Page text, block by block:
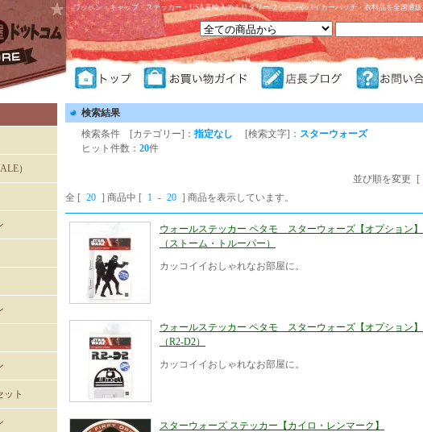
ワッペン・キャップ・ステッカー・USA直輸入のミリタリーワッペンやバイカーパッチ・衣料品を全国通販
）
ト
検索結果
検索条件 [カテゴリー]： 指定なし [検索文字]： スターウォーズ
ヒット件数： 20件
並び順を変更 [
全 [ 20 ] 商品中 [ 1 - 20 ] 商品を表示しています。
ウォールステッカー ペタモ スターウォーズ【オプション】
（ストーム・トルーパー）
カッコイイおしゃれなお部屋に。
ウォールステッカー ペタモ スターウォーズ【オプション】
（R2-D2）
カッコイイおしゃれなお部屋に。
スターウォーズ ステッカー【カイロ・レンマーク】